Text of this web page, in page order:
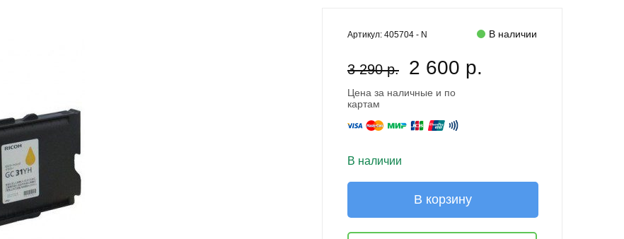
Артикул: 405704 - N В наличии
3 290 р. 2 600 р.
Цена за наличные и по
картам
В наличии
В корзину